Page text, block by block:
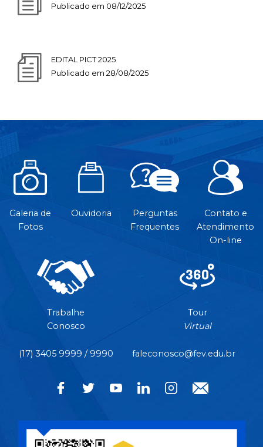
Publicado em 08/12/2025
EDITAL PICT 2025
Publicado em 28/08/2025
Galeria de
Fotos
Ouvidoria
Perguntas
Frequentes
Contato e
Atendimento
On-line
Trabalhe
Conosco
Tour
Virtual
(17) 3405 9999 / 9990 faleconosco@fev.edu.br